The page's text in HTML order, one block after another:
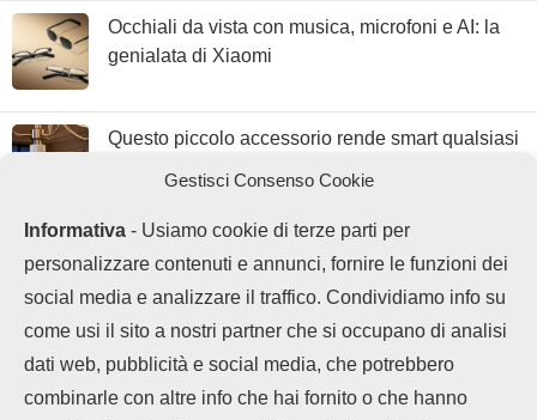
Gestisci Consenso Cookie
Informativa - Usiamo cookie di terze parti per
personalizzare contenuti e annunci, fornire le funzioni dei
social media e analizzare il traffico. Condividiamo info su
come usi il sito a nostri partner che si occupano di analisi
dati web, pubblicità e social media, che potrebbero
combinarle con altre info che hai fornito o che hanno
Occhiali da vista con musica, microfoni e AI: la
genialata di Xiaomi
Questo piccolo accessorio rende smart qualsiasi